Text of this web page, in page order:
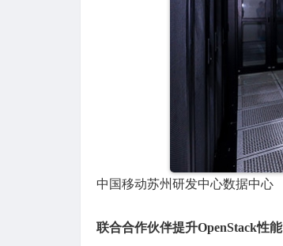
中国移动苏州研发中心数据中心
联合合作伙伴提升OpenStack性能